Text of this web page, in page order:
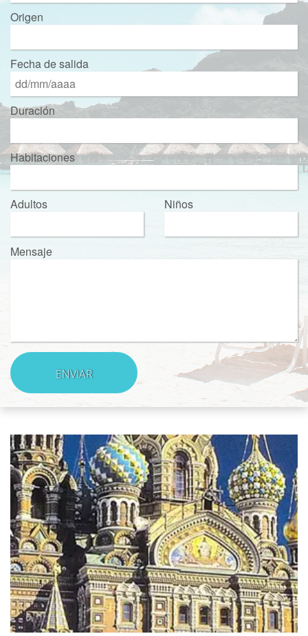
Origen
Fecha de salida
Duración
Habitaciones
Adultos Niños
Mensaje